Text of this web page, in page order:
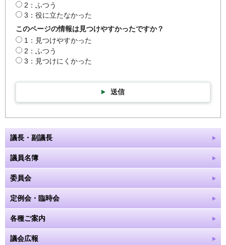
2：ふつう
3：役に立たなかった
このページの情報は見つけやすかったですか？
1：見つけやすかった
2：ふつう
3：見つけにくかった
送信
議長・副議長
議員名簿
委員会
定例会・臨時会
各種ご案内
議会広報